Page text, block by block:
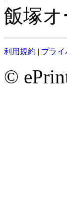
飯塚オ
利用規約 | プライ
©